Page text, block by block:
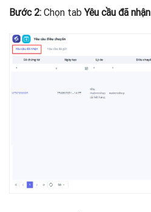
Bước 2: Chọn tabYêu cầu đã nhận